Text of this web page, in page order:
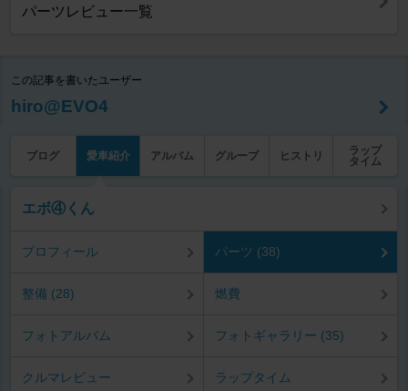
パーツレビュー一覧
この記事を書いたユーザー
hiro@EVO4
ブログ 愛車紹介 アルバム グループ ヒストリ
ラップ
タイム
エボ④くん
プロフィール パーツ (38)
整備 (28) 燃費
フォトアルバム フォトギャラリー (35)
クルマレビュー ラップタイム